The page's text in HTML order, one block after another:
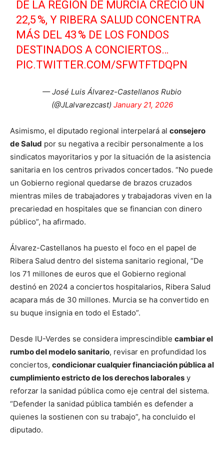
DE LA REGIÓN DE MURCIA CRECIÓ UN
22,5 %, Y RIBERA SALUD CONCENTRA
MÁS DEL 43 % DE LOS FONDOS
DESTINADOS A CONCIERTOS…
PIC.TWITTER.COM/SFWTFTDQPN
— José Luis Álvarez-Castellanos Rubio
(@JLalvarezcast) January 21, 2026
Asimismo, el diputado regional interpelará al consejero
de Salud por su negativa a recibir personalmente a los
sindicatos mayoritarios y por la situación de la asistencia
sanitaria en los centros privados concertados. “No puede
un Gobierno regional quedarse de brazos cruzados
mientras miles de trabajadores y trabajadoras viven en la
precariedad en hospitales que se financian con dinero
público”, ha afirmado.
Álvarez-Castellanos ha puesto el foco en el papel de
Ribera Salud dentro del sistema sanitario regional, “De
los 71 millones de euros que el Gobierno regional
destinó en 2024 a conciertos hospitalarios, Ribera Salud
acapara más de 30 millones. Murcia se ha convertido en
su buque insignia en todo el Estado”.
Desde IU-Verdes se considera imprescindible cambiar el
rumbo del modelo sanitario, revisar en profundidad los
conciertos, condicionar cualquier financiación pública al
cumplimiento estricto de los derechos laborales y
reforzar la sanidad pública como eje central del sistema.
“Defender la sanidad pública también es defender a
quienes la sostienen con su trabajo”, ha concluido el
diputado.